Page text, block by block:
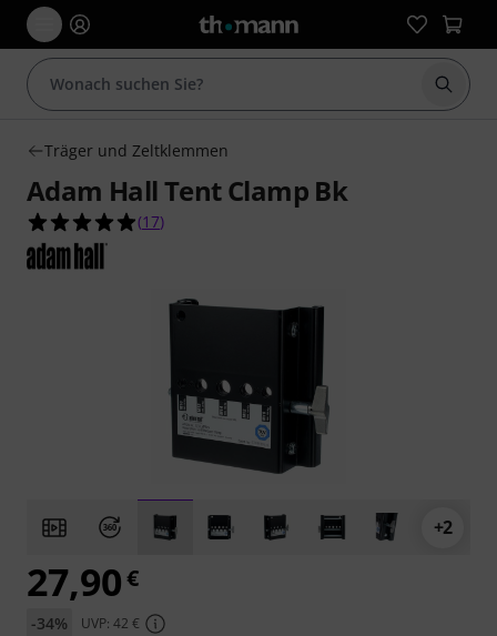
Suche
Träger und Zeltklemmen
Adam Hall Tent Clamp Bk
4.9 von 5 Sternen aus 17 Kundenbewertungen
(17)
+2
27,90€
-34% UVP: 42 €